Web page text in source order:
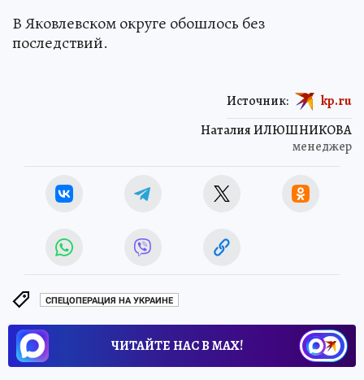
В Яковлевском округе обошлось без
последствий.
Наталия ИЛЮШНИКОВА
менеджер
Источник: kp.ru
СПЕЦОПЕРАЦИЯ НА УКРАИНЕ
ЧИТАЙТЕ НАС В МАХ!